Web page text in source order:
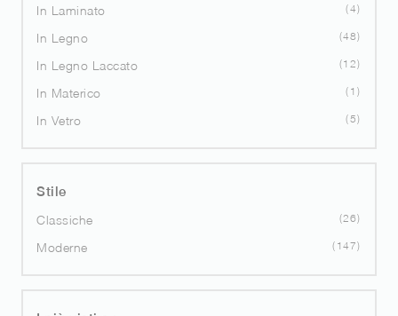
In Laminato 4
In Legno 48
In Legno Laccato 12
In Materico 1
In Vetro 5
Stile
Classiche
26
Moderne 147